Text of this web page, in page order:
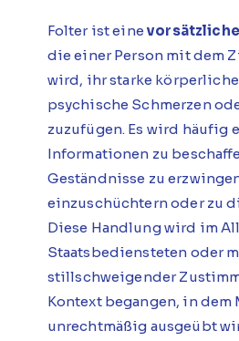
Folter ist einevorsätzliche
die einer Person mit dem
wird, ihr starke
psychische Schmerzen
zuzufügen. Es wird häufig
Informationen zu
Geständnisse zu
einzuschüchtern oder zu
Diese Handlung wird im
Staatsbediensteten oder
stillschweigender
Kontext begangen, in dem
unrechtmäßig ausgeübt